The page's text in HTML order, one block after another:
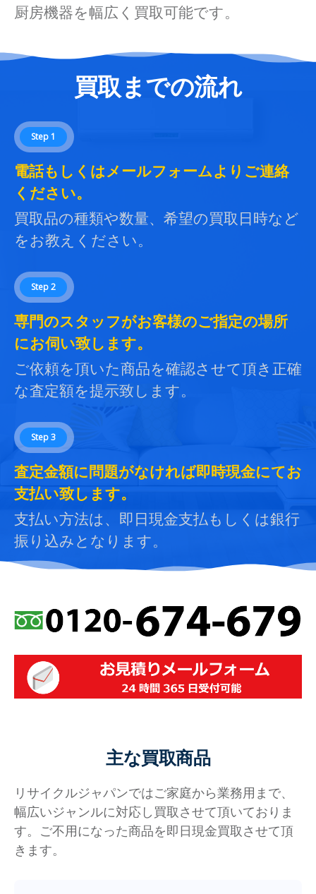
厨房機器を幅広く買取可能です。
買取までの流れ
Step 1
電話もしくはメールフォームよりご連絡
ください。
買取品の種類や数量、希望の買取日時など
をお教えください。
Step 2
専門のスタッフがお客様のご指定の場所
にお伺い致します。
ご依頼を頂いた商品を確認させて頂き正確
な査定額を提示致します。
Step 3
査定金額に問題がなければ即時現金にてお
支払い致します。
支払い方法は、即日現金支払もしくは銀行
振り込みとなります。
主な買取商品
リサイクルジャパンではご家庭から業務用まで、
幅広いジャンルに対応し買取させて頂いておりま
す。ご不用になった商品を即日現金買取させて頂
きます。